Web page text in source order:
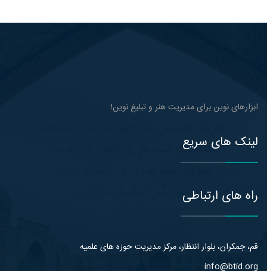
ابزارهای نوین برای مدیریت هنر و تبلیغ نوین!
لینک های سریع
راه های ارتباطی
قم، جمکران، بلوار انتظار، مرکز مدیریت حوزه های علمیه
info@btid.org